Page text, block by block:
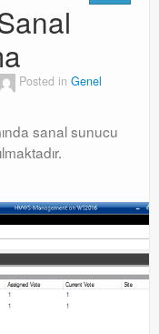
Posted in Genel
sanal sunucu